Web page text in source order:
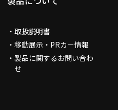
取扱説明書
移動展示・PRカー情報
製品に関するお問い合わ
せ